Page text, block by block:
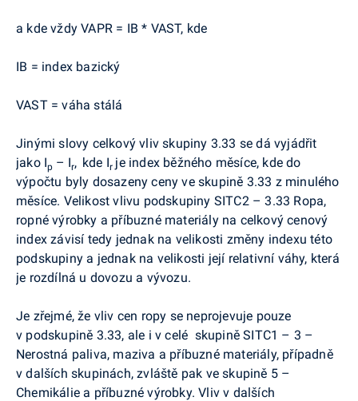
a kde vždy VAPR = IB * VAST, kde
IB = index bazický
VAST = váha stálá
Jinými slovy celkový vliv skupiny 3.33 se dá vyjádřit
jako Ip – Ir, kde Irje index běžného měsíce, kde do
výpočtu byly dosazeny ceny ve skupině 3.33 z minulého
měsíce. Velikost vlivu podskupiny SITC2 – 3.33 Ropa,
ropné výrobky a příbuzné materiály na celkový cenový
index závisí tedy jednak na velikosti změny indexu této
podskupiny a jednak na velikosti její relativní váhy, která
je rozdílná u dovozu a vývozu.
Je zřejmé, že vliv cen ropy se neprojevuje pouze
v podskupině 3.33, ale i v celé skupině SITC1 – 3 –
Nerostná paliva, maziva a příbuzné materiály, případně
v dalších skupinách, zvláště pak ve skupině 5 –
Chemikálie a příbuzné výrobky. Vliv v dalších